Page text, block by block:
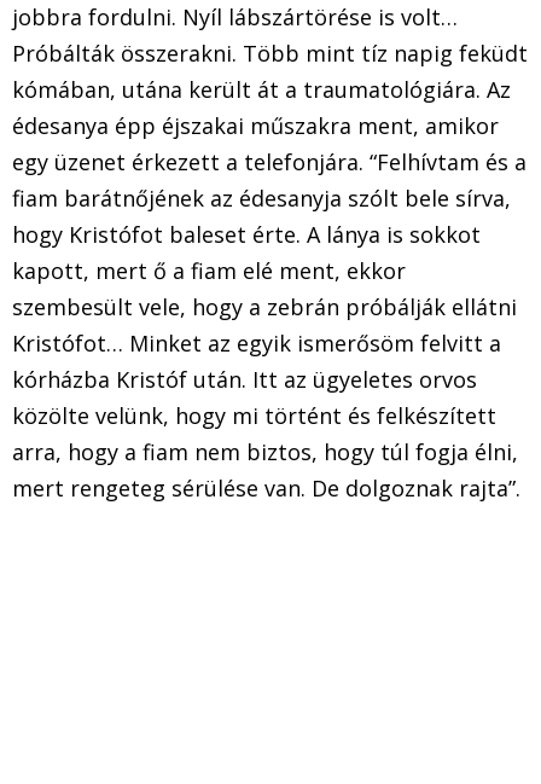
jobbra fordulni. Nyíl lábszártörése is volt…
Próbálták összerakni. Több mint tíz napig feküdt
kómában, utána került át a traumatológiára. Az
édesanya épp éjszakai műszakra ment, amikor
egy üzenet érkezett a telefonjára. “Felhívtam és a
fiam barátnőjének az édesanyja szólt bele sírva,
hogy Kristófot baleset érte. A lánya is sokkot
kapott, mert ő a fiam elé ment, ekkor
szembesült vele, hogy a zebrán próbálják ellátni
Kristófot… Minket az egyik ismerősöm felvitt a
kórházba Kristóf után. Itt az ügyeletes orvos
közölte velünk, hogy mi történt és felkészített
arra, hogy a fiam nem biztos, hogy túl fogja élni,
mert rengeteg sérülése van. De dolgoznak rajta”.